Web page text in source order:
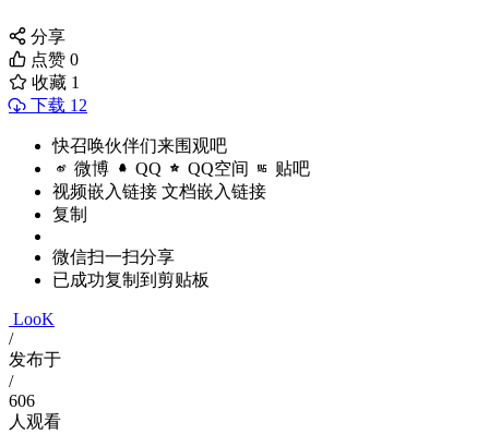
分享
点赞 0
收藏 1
下载 12
快召唤伙伴们来围观吧
微博 QQ QQ空间 贴吧
视频嵌入链接 文档嵌入链接
复制
微信扫一扫分享
已成功复制到剪贴板
LooK
/
发布于
/
606
人观看